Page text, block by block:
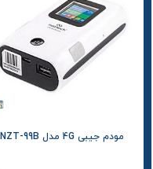
مودم جیبی 4G مدل NZT-99B